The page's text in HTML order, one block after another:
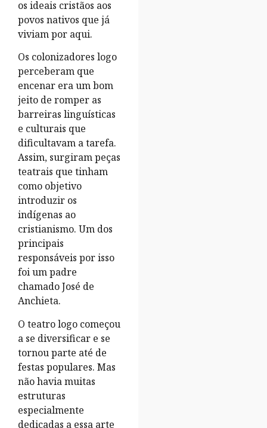
os ideais cristãos aos
povos nativos que já
viviam por aqui.
Os colonizadores logo
perceberam que
encenar era um bom
jeito de romper as
barreiras linguísticas
e culturais que
dificultavam a tarefa.
Assim, surgiram peças
teatrais que tinham
como objetivo
introduzir os
indígenas ao
cristianismo. Um dos
principais
responsáveis por isso
foi um padre
chamado José de
Anchieta.
O teatro logo começou
a se diversificar e se
tornou parte até de
festas populares. Mas
não havia muitas
estruturas
especialmente
dedicadas a essa arte